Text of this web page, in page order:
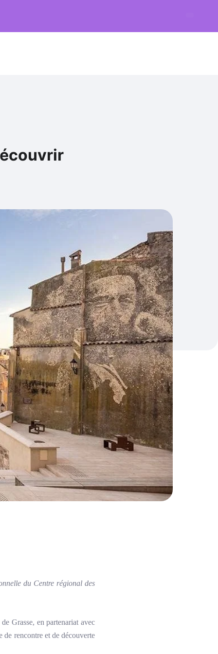
du Centre régional des
Grasse, en partenariat avec
rencontre et de découverte